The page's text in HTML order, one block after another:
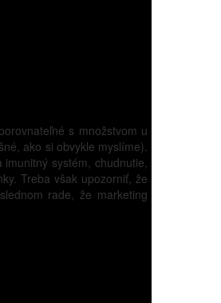
s množstvom u
ako si obvykle myslíme).
systém, chudnutie,
Treba však upozorniť, že
rade, že marketing